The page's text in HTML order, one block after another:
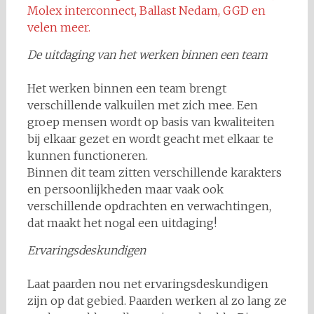
Molex interconnect, Ballast Nedam, GGD en
velen meer.
De uitdaging van het werken binnen een team
Het werken binnen een team brengt
verschillende valkuilen met zich mee. Een
groep mensen wordt op basis van kwaliteiten
bij elkaar gezet en wordt geacht met elkaar te
kunnen functioneren.
Binnen dit team zitten verschillende karakters
en persoonlijkheden maar vaak ook
verschillende opdrachten en verwachtingen,
dat maakt het nogal een uitdaging!
Ervaringsdeskundigen
Laat paarden nou net ervaringsdeskundigen
zijn op dat gebied. Paarden werken al zo lang ze